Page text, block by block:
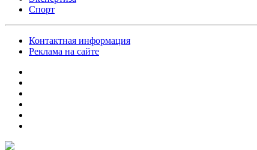
Спорт
Контактная информация
Реклама на сайте